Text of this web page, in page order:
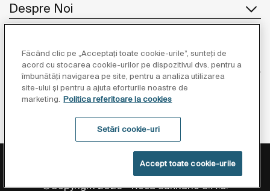
Despre Noi
Inspirație
Unde să ne găsiți
Politica de Protecție a Datelor
Informații Legale
Politica Referitoare La Cookies
©Copyright 2026 - Roca Sanitario S.A.U.
Făcând clic pe „Acceptați toate cookie-urile”, sunteți de
acord cu stocarea cookie-urilor pe dispozitivul dvs. pentru a
îmbunătăți navigarea pe site, pentru a analiza utilizarea
site-ului și pentru a ajuta eforturile noastre de
marketing. Politica referitoare la cookies
Setări cookie-uri
Accept toate cookie-urile